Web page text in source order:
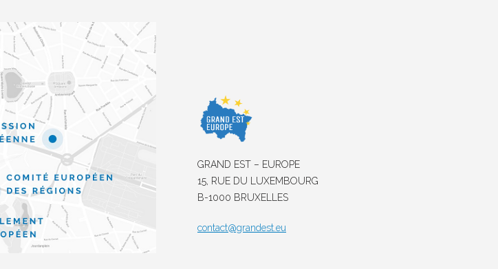
GRAND EST – EUROPE
15, RUE DU LUXEMBOURG
B-1000 BRUXELLES
contact@grandest.eu